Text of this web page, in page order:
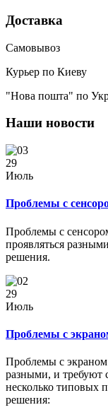
Доставка
Самовывоз
Курьер по Киеву
"Нова пошта" по
Наши новости
29
Июль
Проблемы с
Проблемы с
проявляться
решения.
29
Июль
Проблемы с
Проблемы с
разными, и требуют
несколько типовых
решения: